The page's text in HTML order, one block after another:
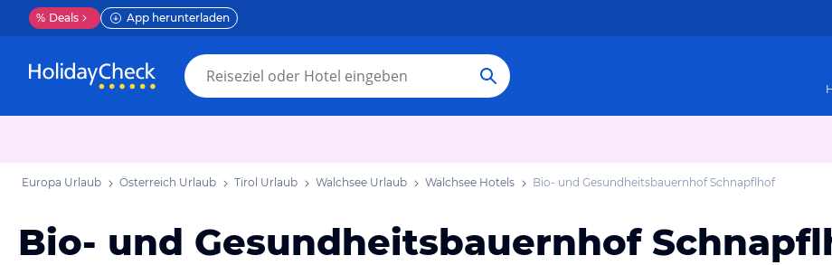
% Deals App herunterladen
Europa Urlaub Österreich Urlaub Tirol Urlaub Walchsee Urlaub Walchsee Hotels Bio- und Gesundheitsbauernhof Schnapflhof
Bio- und Gesundheitsbauernhof